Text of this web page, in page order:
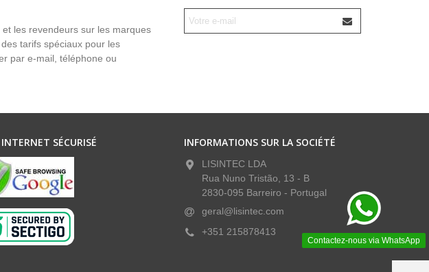
les revendeurs sur les marques
tarifs spéciaux pour les
par e-mail, téléphone ou
Contactez-nous via WhatsApp
SÉCURISÉ INFORMATIONS SUR LA SOCIÉTÉ
LISINTEC LDA
Rua Nuno Tristão, 13 - B
2830-095 Barreiro - Portugal
geral@lisintec.com
+351 215878413